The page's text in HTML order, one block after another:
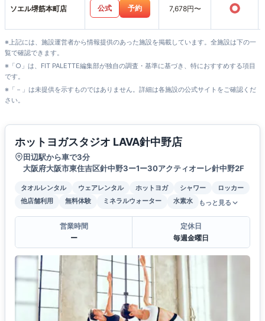
ソエル堺筋本町店 公式 予約 7,678円〜 ○
※上記には、施設運営者から情報提供のあった施設を掲載しています。全施設は下の一
覧で確認できます。
※「○」は、FIT PALETTE編集部が独自の調査・基準に基づき、特におすすめする項目
です。
※「－」は未提供を示すものではありません。詳細は各施設の公式サイトをご確認くだ
さい。
ホットヨガスタジオ LAVA針中野店
田辺駅から車で3分
大阪府大阪市東住吉区針中野3ー1ー30アクティオーレ針中野2F
タオルレンタル ウェアレンタル ホットヨガ シャワー
ロッカー
他店舗利用
無料体験 ミネラルウォーター 水素水 もっと見る
営業時間
ー
定休日
毎週金曜日